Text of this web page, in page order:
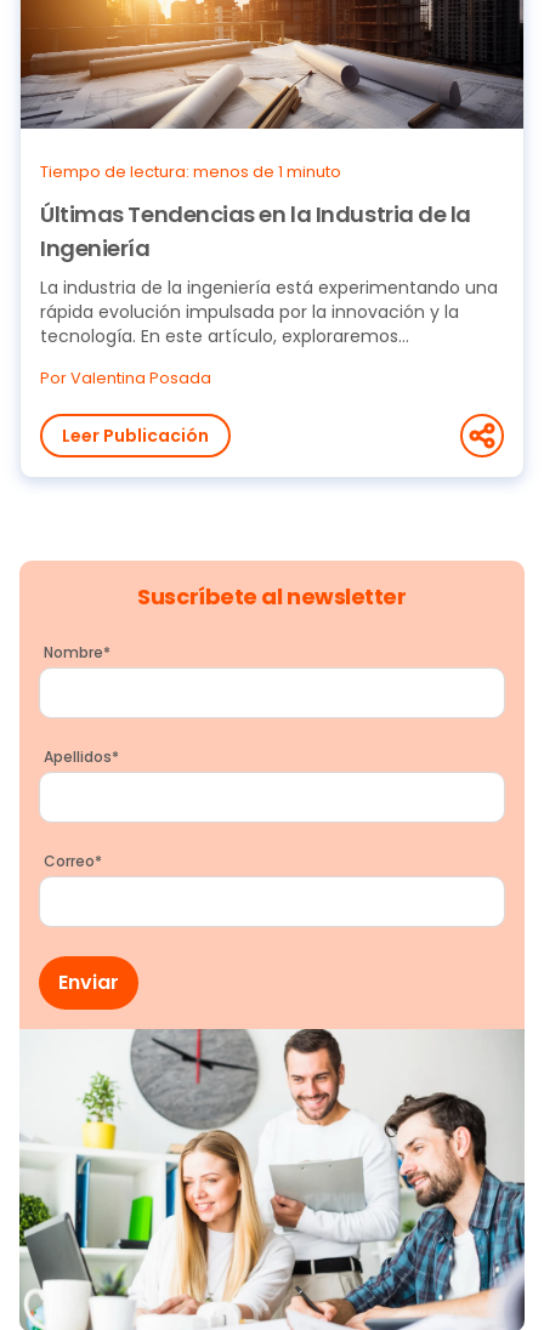
Tiempo de lectura: menos de 1 minuto
Últimas Tendencias en la Industria de la
Ingeniería
La industria de la ingeniería está experimentando una
rápida evolución impulsada por la innovación y la
tecnología. En este artículo, exploraremos...
Por Valentina Posada
Leer Publicación
Suscríbete al newsletter
Nombre*
Apellidos*
Correo*